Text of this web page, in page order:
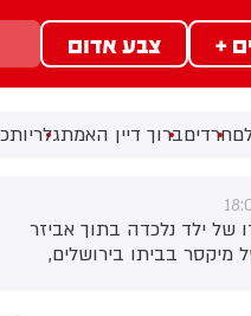
+ צבע אדום
חרדיםברוך דיין האמתגלריות
של ילד נלכדה בתוך אביזר
מיקסר בביתו בירושלים,